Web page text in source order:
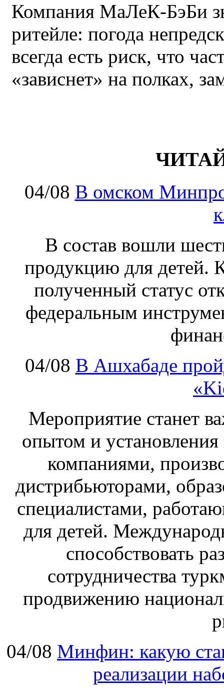
Компания МаЛеК-БэБи
ритейле: погода
всегда есть риск, что
«зависнет» на полках,
04/08 В омском
В состав вошли
продукцию для детей.
полученный статус
федеральным
04/08 В Ашхабаде
Мероприятие станет
опытом и
компаниями,
дистрибьюторами,
специалистами,
для детей.
способствовать
сотрудничества
продвижению
04/08 Минфин: какую
реализации